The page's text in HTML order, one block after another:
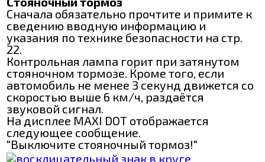
Сначала обязательно прочтите и примите к
сведению вводную информацию и
указания по технике безопасности на стр.
22.
Контрольная лампа горит при затянутом
стояночном тормозе. Кроме того, если
автомобиль не менее 3 секунд движется со
скоростью выше 6 км/ч, раздаётся
звуковой сигнал.
На дисплее MAXI DOT отображается
следующее сообщение.
"Выключите стояночный тормоз!"